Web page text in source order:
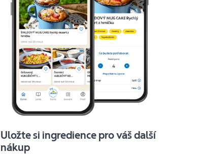
Uložte si ingredience pro váš další
nákup